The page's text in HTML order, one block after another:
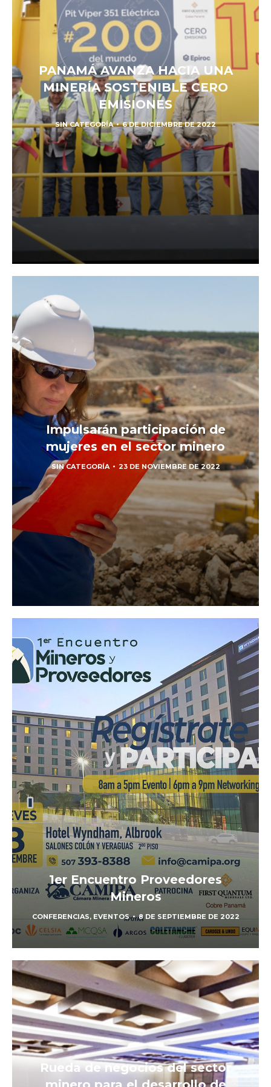
PANAMÁ AVANZA HACIA UNA
MINERÍA SOSTENIBLE CERO
EMISIONES
SIN CATEGORÍA 6 DE DICIEMBRE DE 2022
Impulsarán participación de
mujeres en el sector minero
SIN CATEGORÍA 23 DE NOVIEMBRE DE 2022
1er Encuentro Proveedores
Mineros
CONFERENCIAS, EVENTOS 8 DE SEPTIEMBRE DE 2022
Rueda de negocios del sector